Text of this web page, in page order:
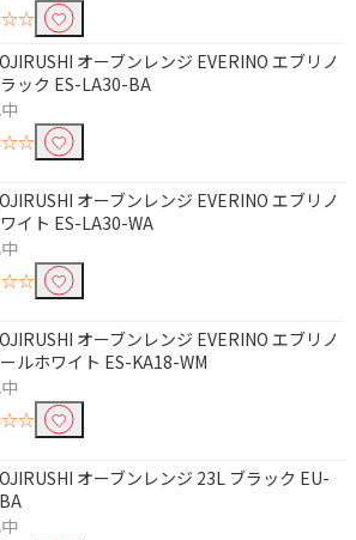
オーブンレンジ EVERINO エブリノ
ック ES-LA30-BA
オーブンレンジ EVERINO エブリノ
イト ES-LA30-WA
オーブンレンジ EVERINO エブリノ
ルホワイト ES-KA18-WM
オーブンレンジ 23L ブラック EU-
条件で絞り込む
で絞り込む
ェックを入れると、指定したワード
します。
込む